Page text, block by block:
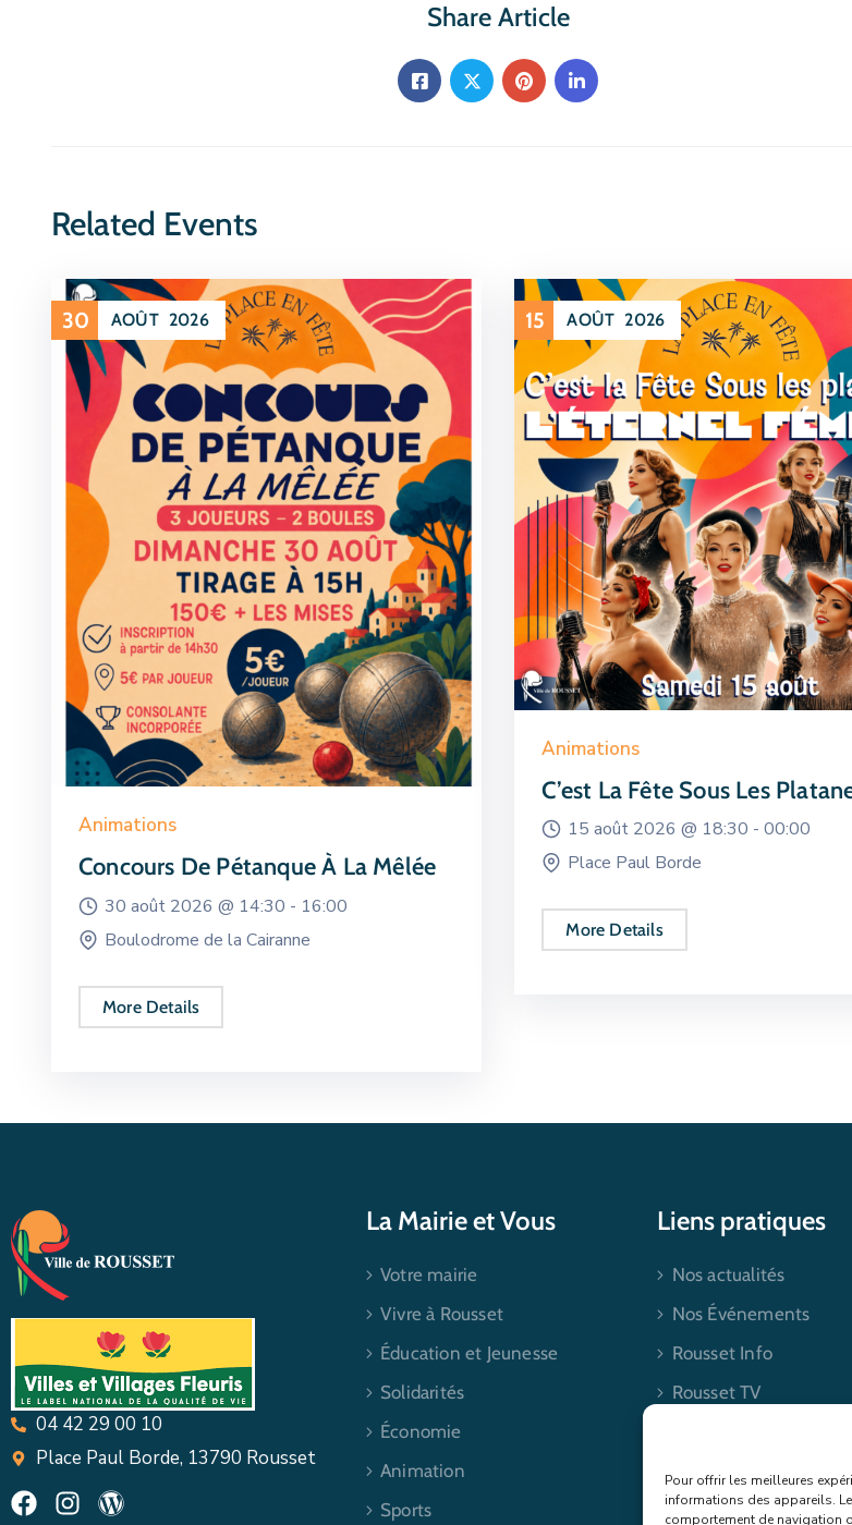
Pour offrir les meilleures
informations des appareils.
comportement de navigation
Share Article
Related Events
30 AOÛT 2026
Animations
Concours De Pétanque À La Mêlée
30 août 2026 @ 14:30 - 16:00
Boulodrome de la Cairanne
More Details
15 AOÛT 2026
Animations
C’est La Fête Sous Les
15 août 2026 @ 18:30 -00:00
Place Paul Borde
More Details
04 42 29 00 10
Place Paul Borde, 13790 Rousset
La Mairie et Vous
Votre mairie
Vivre à Rousset
Éducation et Jeunesse
Solidarités
Économie
Animation
Sports
Liens pratiques
Nos actualités
Nos Événements
Rousset Info
Rousset TV